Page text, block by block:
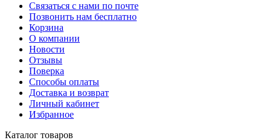
Связаться с нами по почте
Позвонить нам бесплатно
Корзина
О компании
Новости
Отзывы
Поверка
Способы оплаты
Доставка и возврат
Личный кабинет
Избранное
Каталог товаров